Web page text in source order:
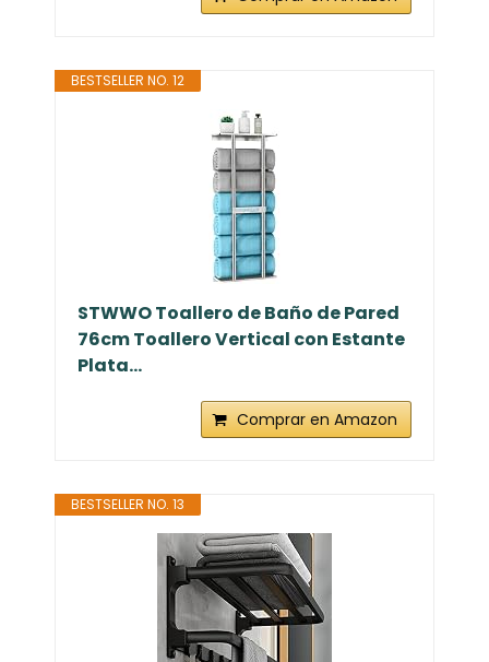
BESTSELLER NO. 12
STWWO Toallero de Baño de Pared
76cm Toallero Vertical con Estante
Plata...
Comprar en Amazon
BESTSELLER NO. 13